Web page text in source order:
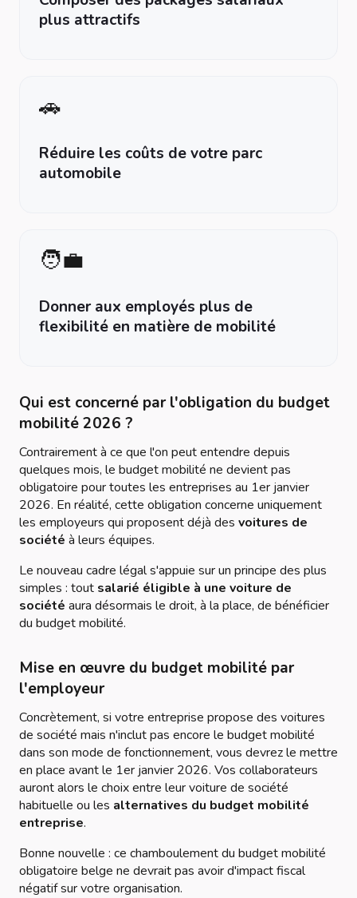
plus attractifs
🚗
Réduire les coûts de votre parc
automobile
🧑‍💼
Donner aux employés plus de
flexibilité en matière de mobilité
Qui est concerné par l'obligation du budget
mobilité 2026 ?
Contrairement à ce que l'on peut entendre depuis
quelques mois, le budget mobilité ne devient pas
obligatoire pour toutes les entreprises au 1er janvier
2026. En réalité, cette obligation concerne uniquement
les employeurs qui proposent déjà des voitures de
société à leurs équipes.
Le nouveau cadre légal s'appuie sur un principe des plus
simples : tout salarié éligible à une voiture de
société aura désormais le droit, à la place, de bénéficier
du budget mobilité.
Mise en œuvre du budget mobilité par
l'employeur
Concrètement, si votre entreprise propose des voitures
de société mais n'inclut pas encore le budget mobilité
dans son mode de fonctionnement, vous devrez le mettre
en place avant le 1er janvier 2026. Vos collaborateurs
auront alors le choix entre leur voiture de société
habituelle ou les alternatives du budget mobilité
entreprise.
Bonne nouvelle : ce chamboulement du budget mobilité
obligatoire belge ne devrait pas avoir d'impact fiscal
négatif sur votre organisation.